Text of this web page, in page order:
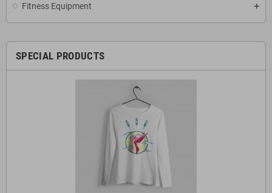
Fitness Equipment
SPECIAL PRODUCTS